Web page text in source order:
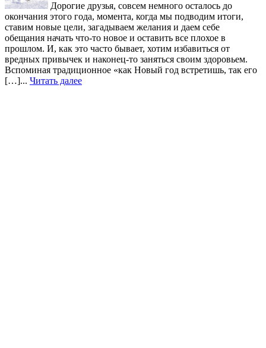
Дорогие друзья, совсем немного осталось до
окончания этого года, момента, когда мы подводим итоги,
ставим новые цели, загадываем желания и даем себе
обещания начать что-то новое и оставить все плохое в
прошлом. И, как это часто бывает, хотим избавиться от
вредных привычек и наконец-то заняться своим здоровьем.
Вспоминая традиционное «как Новый год встретишь, так его
[…]... Читать далее